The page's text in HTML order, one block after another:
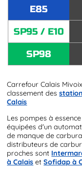
E85
SP95 / E10
SP98
Carrefour Calais
classement des
Calais
Les pompes à
équipées d'un
de manque de
distributeurs de
proches sont
à Calais etSofidap à